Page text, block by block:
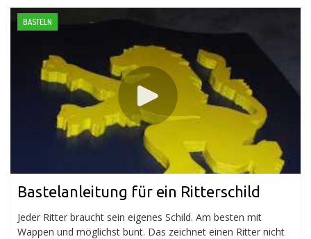
BASTELN
Bastelanleitung für ein Ritterschild
Jeder Ritter braucht sein eigenes Schild. Am besten mit
Wappen und möglichst bunt. Das zeichnet einen Ritter nicht